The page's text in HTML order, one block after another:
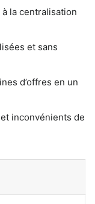
la centralisation
et sans
d’offres en un
inconvénients de